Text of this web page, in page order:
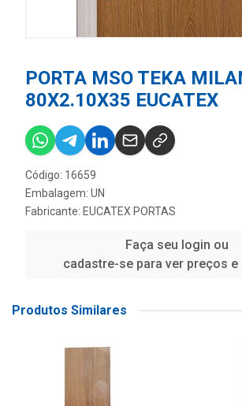
PORTA MSO TEKA
80X2.10X35 EUCATEX
Código: 16659
Embalagem: UN
Fabricante: EUCATEX PORTAS
Faça seu login ou
cadastre-se para ver preços
Produtos Similares